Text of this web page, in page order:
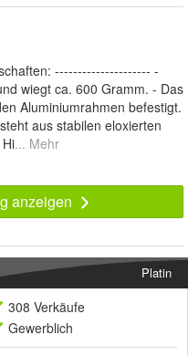
--------------------- -
wiegt ca. 600 Gramm. - Das
Aluminiumrahmen befestigt.
aus stabilen eloxierten
... Mehr
anzeigen
Platin
308 Verkäufe
Gewerblich